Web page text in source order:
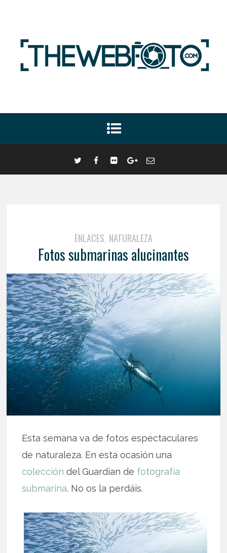
ENLACES, NATURALEZA
Fotos submarinas alucinantes
Esta semana va de fotos espectaculares
de naturaleza. En esta ocasión una
colección del Guardian de fotografía
submarina. No os la perdáis.